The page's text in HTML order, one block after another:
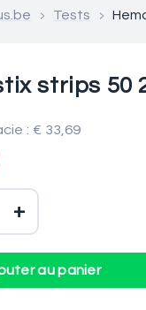
> Tests >
strips 50
: € 33,69
+